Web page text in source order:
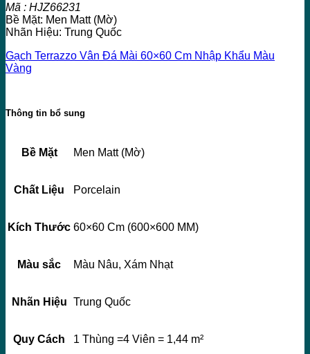
Mã : HJZ66231
Bề Mặt: Men Matt (Mờ)
Nhãn Hiệu: Trung Quốc
Gạch Terrazzo Vân Đá Mài 60×60 Cm Nhập Khẩu Màu
Vàng
Thông tin bổ sung
Bề Mặt Men Matt (Mờ)
Chất Liệu Porcelain
Kích Thước 60×60 Cm (600×600 MM)
Màu sắc Màu Nâu, Xám Nhạt
Nhãn Hiệu Trung Quốc
Quy Cách 1 Thùng =4 Viên = 1,44 m²